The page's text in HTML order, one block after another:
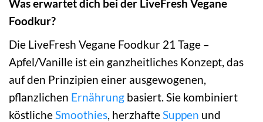
Was erwartet dich bei der LiveFresh Vegane
Foodkur?
Die LiveFresh Vegane Foodkur 21 Tage –
Apfel/Vanille ist ein ganzheitliches Konzept, das
auf den Prinzipien einer ausgewogenen,
pflanzlichen Ernährung basiert. Sie kombiniert
köstliche Smoothies , herzhafte Suppen und